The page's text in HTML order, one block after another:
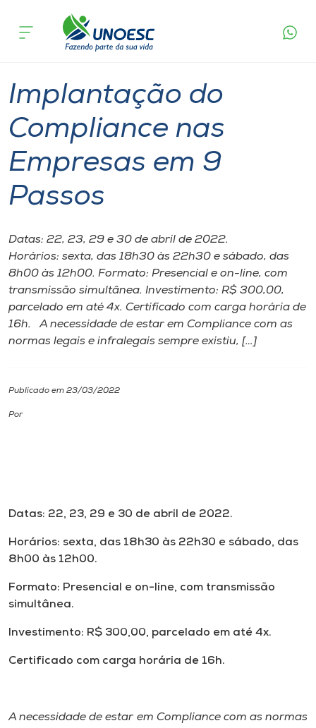
Cursos
Pesquisa
Atendimento ao Estudante
Portal de Ensino
A
Unoesc
Internacionalização
I.nova
Diplomados
Biblioteca
Editora
Rádio
Museu
acontece
Polo Xaxim
Implantação do
Compliance nas
Empresas em 9
Passos
Datas: 22, 23, 29 e 30 de abril de 2022.
Horários: sexta, das 18h30 às 22h30 e sábado, das
8h00 às 12h00. Formato: Presencial e on-line, com
transmissão simultânea. Investimento: R$ 300,00,
parcelado em até 4x. Certificado com carga horária de
16h. A necessidade de estar em Compliance com as
normas legais e infralegais sempre existiu, […]
Publicado em 23/03/2022
Por
Datas: 22, 23, 29 e 30 de abril de 2022.
Horários: sexta, das 18h30 às 22h30 e sábado, das
8h00 às 12h00.
Formato: Presencial e on-line, com transmissão
simultânea.
Investimento: R$ 300,00, parcelado em até 4x.
Certificado com carga horária de 16h.
A necessidade de estar em Compliance com as normas